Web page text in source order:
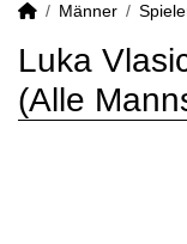
Männer
Luka
(Alle